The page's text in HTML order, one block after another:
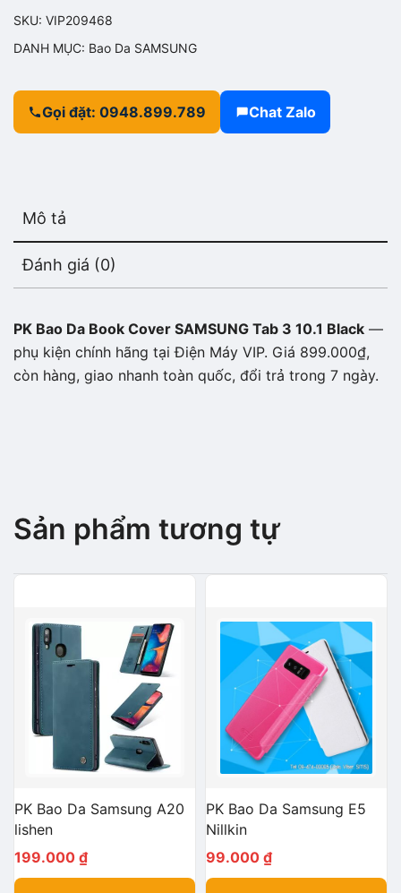
SKU: VIP209468
DANH MỤC: Bao Da SAMSUNG
Gọi đặt: 0948.899.789 Chat Zalo
Mô tả
Đánh giá (0)
PK Bao Da Book Cover SAMSUNG Tab 3 10.1 Black —
phụ kiện chính hãng tại Điện Máy VIP. Giá 899.000₫,
còn hàng, giao nhanh toàn quốc, đổi trả trong 7 ngày.
Sản phẩm tương tự
PK Bao Da Samsung A20
lishen
199.000 ₫
PK Bao Da Samsung E5
Nillkin
99.000 ₫